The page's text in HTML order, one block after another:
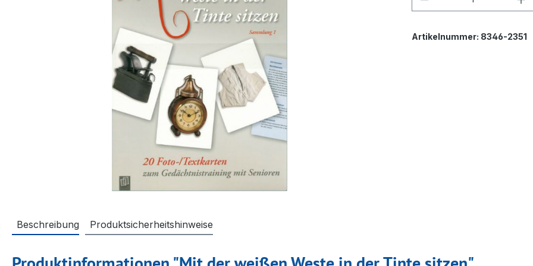
Artikelnummer: 8346-2351
Beschreibung Produktsicherheitshinweise